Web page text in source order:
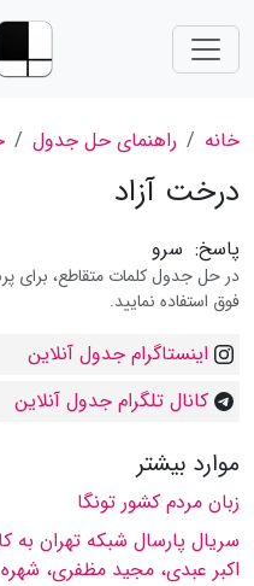
خانه راهنمای حل جدول
درخت آزاد
پاسخ: سرو
در حل جدول کلمات متقاطع، برای
فوق استفاده نمایید.
اینستاگرام جدول آنلاین
کانال تلگرام جدول آنلاین
موارد بیشتر
زبان مردم كشور تونگا
سریال پارسال شبكه تهران به
اكبر عبدی، مجید مظفری،